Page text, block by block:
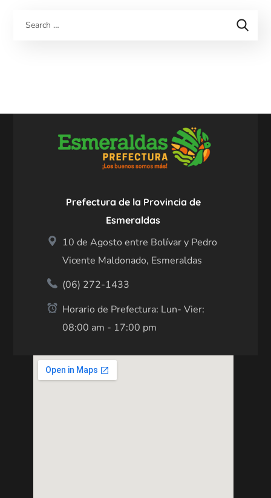
Prefectura de la Provincia de
Esmeraldas
10 de Agosto entre Bolívar y Pedro
Vicente Maldonado, Esmeraldas
(06) 272-1433
Horario de Prefectura: Lun- Vier:
08:00 am - 17:00 pm